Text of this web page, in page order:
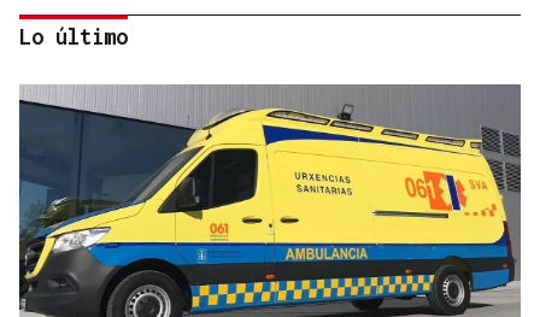
SEGURIDAD INFANTIL
Un tribunal de Estados Unidos multa a Meta con
Lo último